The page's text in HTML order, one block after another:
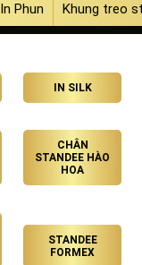
In Phun Khung treo
IN SILK
CHÂN
STANDEE HÀO
HOA
STANDEE
FORMEX